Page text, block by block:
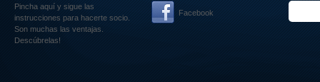
Pincha aquí y sigue las
instrucciones para hacerte socio.
Son muchas las ventajas.
Descúbrelas!
Facebook